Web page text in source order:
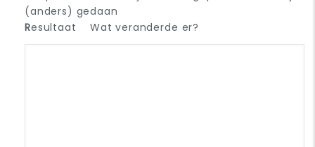
(anders) gedaan
Resultaat Wat veranderde er?